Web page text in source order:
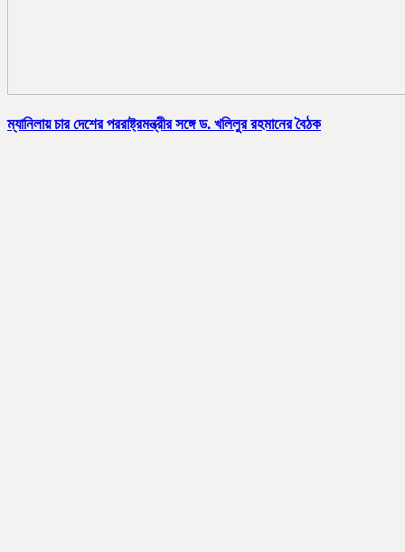
ম্যানিলায় চার দেশের পররাষ্ট্রমন্ত্রীর সঙ্গে ড. খলিলুর রহমানের বৈঠক